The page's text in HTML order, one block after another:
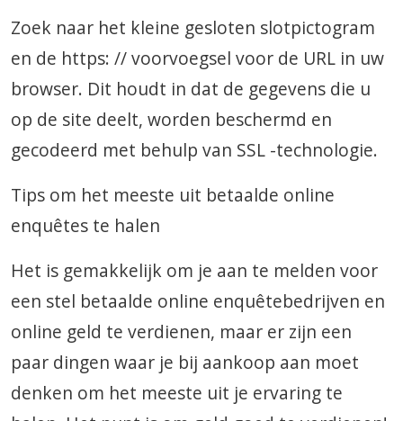
Zoek naar het kleine gesloten slotpictogram
en de https: // voorvoegsel voor de URL in uw
browser. Dit houdt in dat de gegevens die u
op de site deelt, worden beschermd en
gecodeerd met behulp van SSL -technologie.
Tips om het meeste uit betaalde online
enquêtes te halen
Het is gemakkelijk om je aan te melden voor
een stel betaalde online enquêtebedrijven en
online geld te verdienen, maar er zijn een
paar dingen waar je bij aankoop aan moet
denken om het meeste uit je ervaring te